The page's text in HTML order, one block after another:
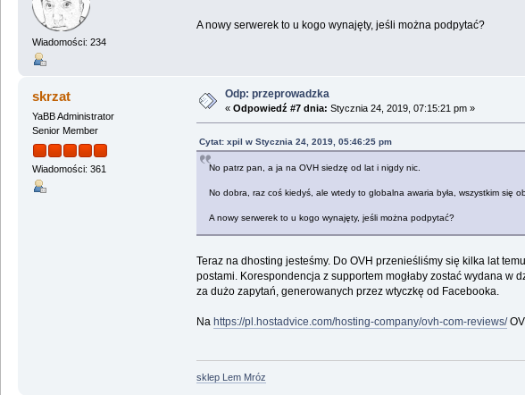
Wiadomości: 234
A nowy serwerek to u kogo wynajęty, jeśli można podpytać?
skrzat
YaBB Administrator
Senior Member
Wiadomości: 361
Odp: przeprowadzka
« Odpowiedź #7 dnia: Stycznia 24, 2019, 07:15:21 pm »
Cytat: xpil w Stycznia 24, 2019, 05:46:25 pm
No patrz pan, a ja na OVH siedzę od lat i nigdy nic.
No dobra, raz coś kiedyś, ale wtedy to globalna awaria była, wszystkim się
A nowy serwerek to u kogo wynajęty, jeśli można podpytać?
Teraz na dhosting jesteśmy. Do OVH przenieśliśmy się kilka lat
postami. Korespondencja z supportem mogłaby zostać wydana w
za dużo zapytań, generowanych przez wtyczkę od Facebooka.
Na https://pl.hostadvice.com/hosting-company/ovh-com-reviews/
sklep Lem Mróz